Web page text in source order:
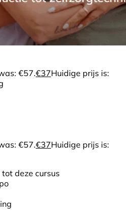
€57.€37Huidige prijs is:
€57.€37Huidige prijs is:
deze cursus